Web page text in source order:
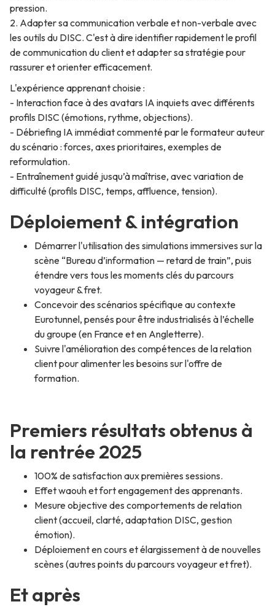
pression.
2. Adapter sa communication verbale et non-verbale avec
les outils du DISC. C'est à dire identifier rapidement le profil
de communication du client et adapter sa stratégie pour
rassurer et orienter efficacement.
L'expérience apprenant choisie :
- Interaction face à des avatars IA inquiets avec différents
profils DISC (émotions, rythme, objections).
- Débriefing IA immédiat commenté par le formateur auteur
du scénario : forces, axes prioritaires, exemples de
reformulation.
- Entraînement guidé jusqu’à maîtrise, avec variation de
difficulté (profils DISC, temps, affluence, tension).
Déploiement & intégration
Démarrer l'utilisation des simulations immersives sur la
scène “Bureau d’information — retard de train”, puis
étendre vers tous les moments clés du parcours
voyageur & fret.
Concevoir des scénarios spécifique au contexte
Eurotunnel, pensés pour être industrialisés à l’échelle
du groupe (en France et en Angletterre).
Suivre l'amélioration des compétences de la relation
client pour alimenter les besoins sur l'offre de
formation.
Premiers résultats obtenus à
la rentrée 2025
100% de satisfaction aux premières sessions.
Effet waouh et fort engagement des apprenants.
Mesure objective des comportements de relation
client (accueil, clarté, adaptation DISC, gestion
émotion).
Déploiement en cours et élargissement à de nouvelles
scènes (autres points du parcours voyageur et fret).
Et après